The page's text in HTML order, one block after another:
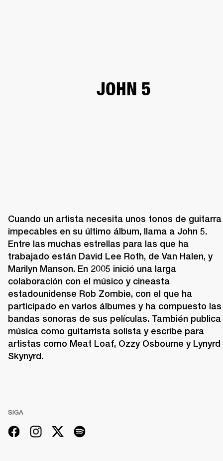
JOHN 5
Cuando un artista necesita unos tonos de guitarra
impecables en su último álbum, llama a John 5.
Entre las muchas estrellas para las que ha
trabajado están David Lee Roth, de Van Halen, y
Marilyn Manson. En 2005 inició una larga
colaboración con el músico y cineasta
estadounidense Rob Zombie, con el que ha
participado en varios álbumes y ha compuesto las
bandas sonoras de sus películas. También publica
música como guitarrista solista y escribe para
artistas como Meat Loaf, Ozzy Osbourne y Lynyrd
Skynyrd.
SIGA